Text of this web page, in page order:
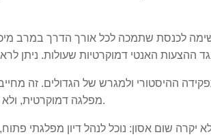
לכנסת שתמכה לכל אורך הדרך במרב
ההיסטורי ולמגרש של הגדולים. זה
מפלגה דמוקרטית, ולא להפוך אותה לרשימת יחיד.
שום אסון: נוכל לנהל דיון מפלגתי